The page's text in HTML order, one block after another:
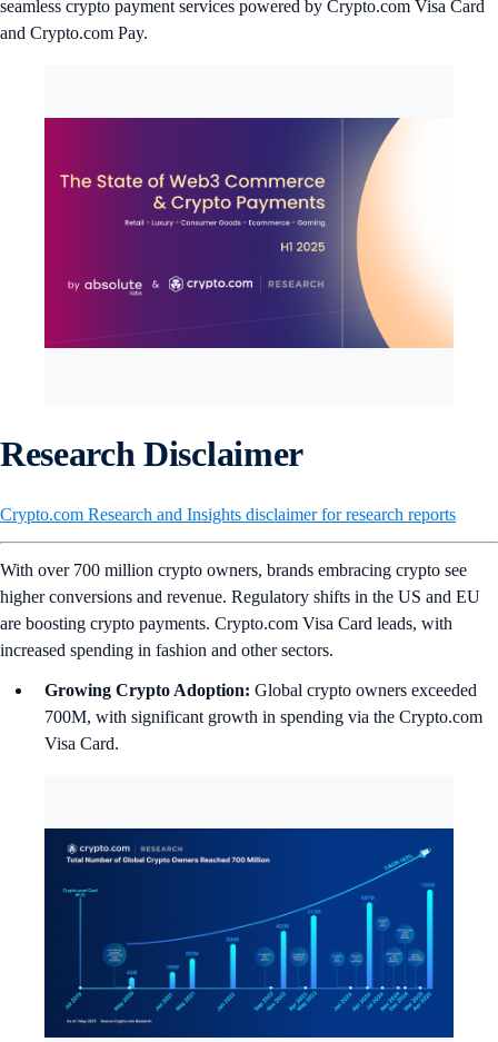
seamless crypto payment services powered by Crypto.com Visa Card
and Crypto.com Pay.
Research Disclaimer
Crypto.com Research and Insights disclaimer for research reports
With over 700 million crypto owners, brands embracing crypto see
higher conversions and revenue. Regulatory shifts in the US and EU
are boosting crypto payments. Crypto.com Visa Card leads, with
increased spending in fashion and other sectors.
Growing Crypto Adoption: Global crypto owners exceeded
700M, with significant growth in spending via the Crypto.com
Visa Card.